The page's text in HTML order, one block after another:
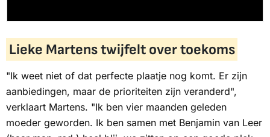
Lieke Martens twijfelt over toekoms
"Ik weet niet of dat perfecte plaatje nog komt. Er zijn
aanbiedingen, maar de prioriteiten zijn veranderd",
verklaart Martens. "Ik ben vier maanden geleden
moeder geworden. Ik ben samen met Benjamin van Leer